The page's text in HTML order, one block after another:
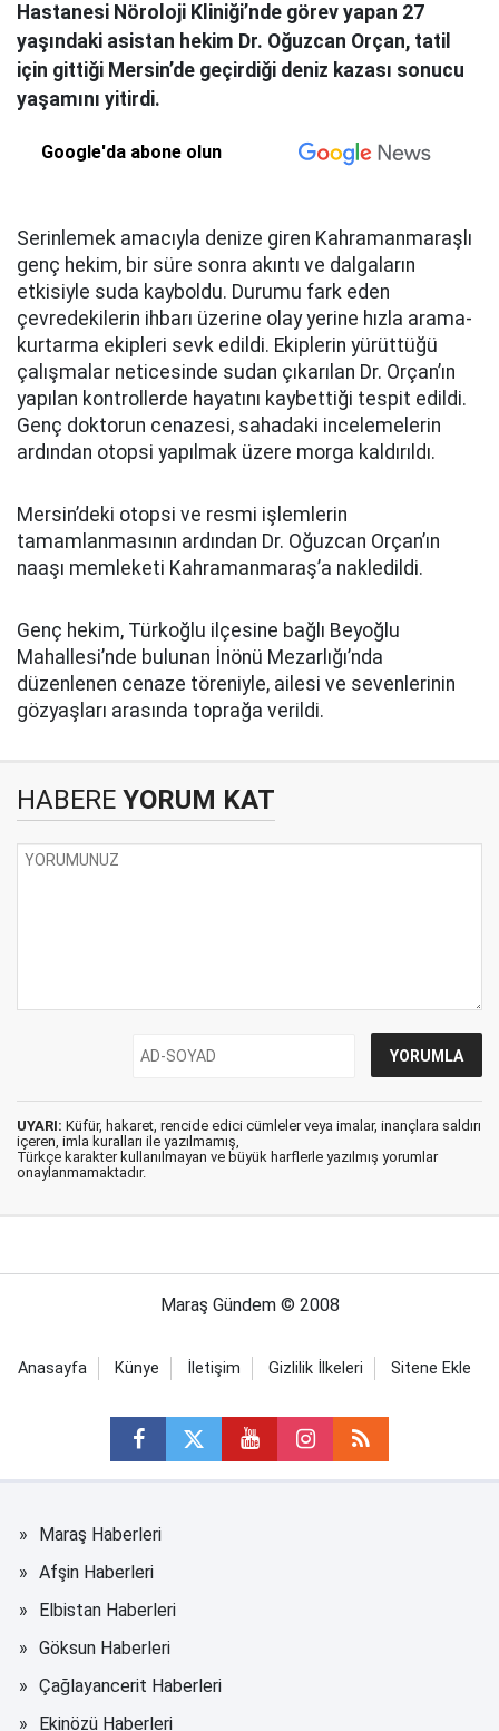
Hastanesi Nöroloji Kliniği’nde görev yapan 27
yaşındaki asistan hekim Dr. Oğuzcan Orçan, tatil
için gittiği Mersin’de geçirdiği deniz kazası sonucu
yaşamını yitirdi.
Google'da abone olun
Serinlemek amacıyla denize giren Kahramanmaraşlı
genç hekim, bir süre sonra akıntı ve dalgaların
etkisiyle suda kayboldu. Durumu fark eden
çevredekilerin ihbarı üzerine olay yerine hızla arama-
kurtarma ekipleri sevk edildi. Ekiplerin yürüttüğü
çalışmalar neticesinde sudan çıkarılan Dr. Orçan’ın
yapılan kontrollerde hayatını kaybettiği tespit edildi.
Genç doktorun cenazesi, sahadaki incelemelerin
ardından otopsi yapılmak üzere morga kaldırıldı.
Mersin’deki otopsi ve resmi işlemlerin
tamamlanmasının ardından Dr. Oğuzcan Orçan’ın
naaşı memleketi Kahramanmaraş’a nakledildi.
Genç hekim, Türkoğlu ilçesine bağlı Beyoğlu
Mahallesi’nde bulunan İnönü Mezarlığı’nda
düzenlenen cenaze töreniyle, ailesi ve sevenlerinin
gözyaşları arasında toprağa verildi.
HABERE YORUM KAT
UYARI: Küfür, hakaret, rencide edici cümleler veya imalar, inançlara saldırı
içeren, imla kuralları ile yazılmamış,
Türkçe karakter kullanılmayan ve büyük harflerle yazılmış yorumlar
onaylanmamaktadır.
Maraş Gündem © 2008
Anasayfa Künye İletişim Gizlilik İlkeleri Sitene Ekle
Maraş Haberleri
Afşin Haberleri
Elbistan Haberleri
Göksun Haberleri
Çağlayancerit Haberleri
Ekinözü Haberleri